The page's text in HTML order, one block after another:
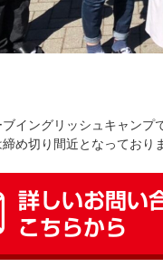
イングリッシュキャンプ
め切り間近となっており